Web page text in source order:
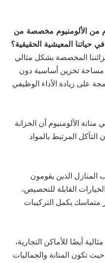
من الألومنيوم مخصصة من
في حياتنا المعيشية الحقيقية؟
المخصصة بشكل مثالي
مساحة تخزين أساسية دون
على زيادة الأداء الوظيفي
الألومنيوم أن الخزانة
المرتبط بالمواد
المنازل الذين يقومون
القابلة للتخصيص،
يكمل التركيبات
أيضًا للأماكن التجارية،
تكون المتانة والجماليات